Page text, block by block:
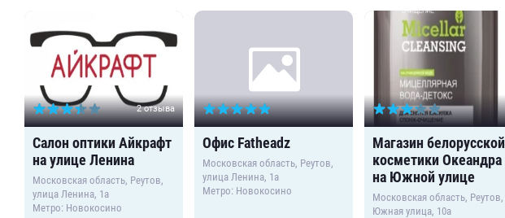
2 отзыва
Салон оптики Айкрафт
на улице Ленина
Московская область, Реутов,
улица Ленина, 1а
Метро: Новокосино
Офис Fatheadz
Московская область, Реутов,
улица Ленина, 1а
Метро: Новокосино
Магазин белорусской
косметики Океандра
на Южной улице
Московская область, Реутов,
Южная улица, 10а